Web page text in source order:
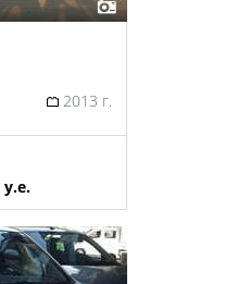
2013 г.
у.е.